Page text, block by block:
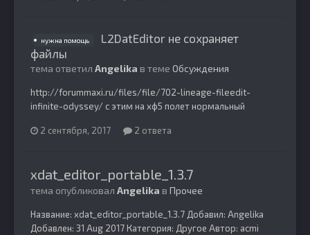
нужна помощь
L2DatEditor не сохраняет
файлы
тема ответил Angelika в теме Обсуждения
http://forummaxi.ru/files/file/702-lineage-fileedit-
infinite-odyssey/ c этим на хф5 полет нормальный
2 сентября, 2017 2 ответа
xdat_editor_portable_1.3.7
тема опубликовал Angelika в Прочее
Название: xdat_editor_portable_1.3.7 Добавил: Angelika
Добавлен: 31 Aug 2017 Категория: Другое Автор: acmi